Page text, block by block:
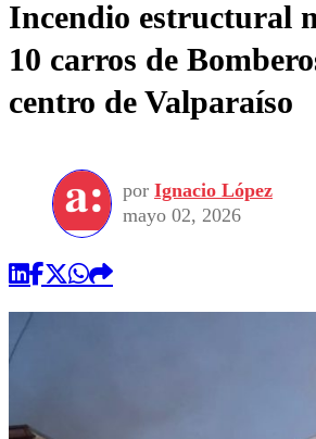
Incendio estructural
10 carros de
centro de Valparaíso
por Ignacio López
mayo 02, 2026